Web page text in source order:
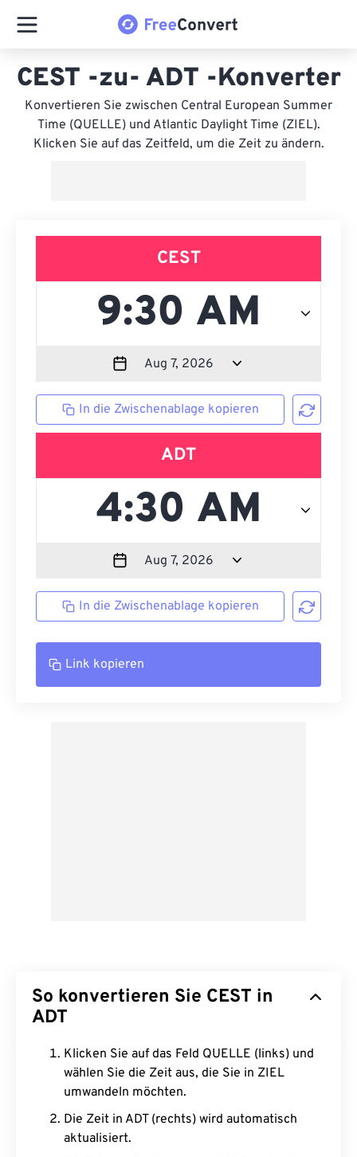
CEST -zu- ADT -Konverter
Konvertieren Sie zwischen Central European Summer
Time (QUELLE) und Atlantic Daylight Time (ZIEL).
Klicken Sie auf das Zeitfeld, um die Zeit zu ändern.
CEST
In die Zwischenablage kopieren
ADT
In die Zwischenablage kopieren
Link kopieren
So konvertieren Sie CEST in
ADT
Klicken Sie auf das Feld QUELLE (links) und
wählen Sie die Zeit aus, die Sie in ZIEL
umwandeln möchten.
Die Zeit in ADT (rechts) wird automatisch
aktualisiert.